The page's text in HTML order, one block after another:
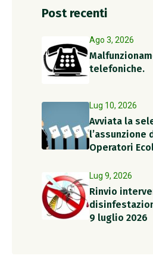
Post recenti
Ago 3, 2026
telefoniche.
Lug 10, 2026
Avviata la
l’assunzione
Operatori
periodo estivo
Lug 9, 2026
Rinvio
9 luglio 2026